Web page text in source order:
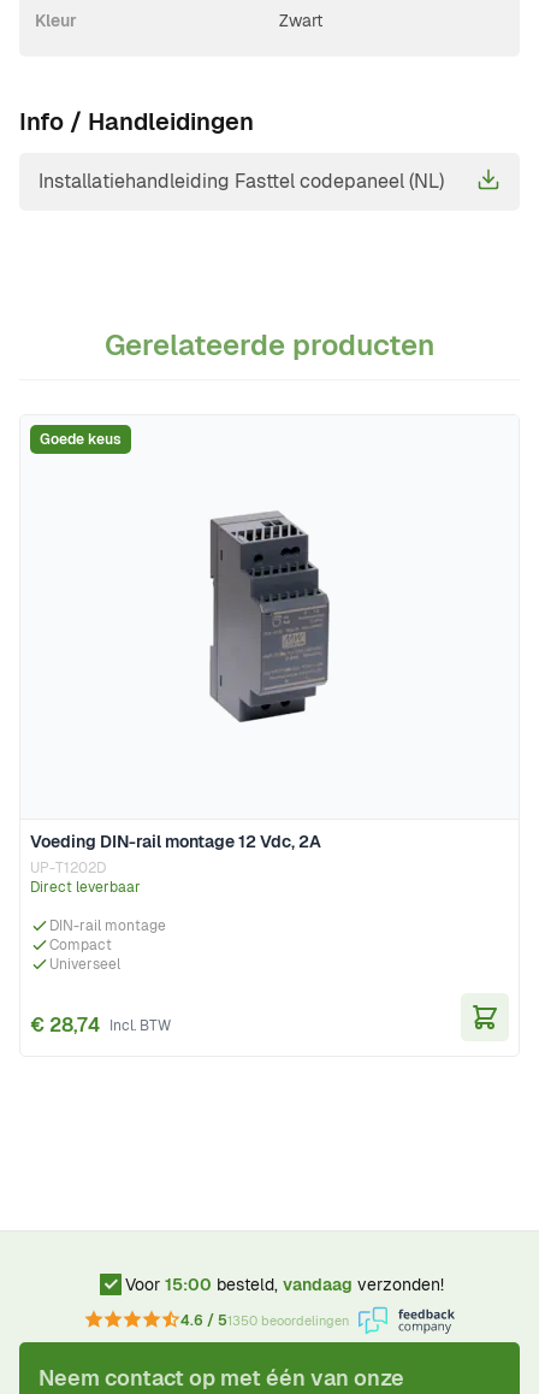
Kleur Zwart
Info / Handleidingen
Installatiehandleiding Fasttel codepaneel (NL)
Gerelateerde producten
Navigeren door de elementen van de carrousel is
Druk om carrousel over te slaan
Voeding DIN-rail montage 12 Vdc, 2A
UP-T1202D
Direct leverbaar
DIN-rail montage
Compact
Universeel
€ 28,74
Goede keus
Voor 15:00 besteld, vandaag verzonden!
4.6 / 51350 beoordelingen
Neem contact op met één van onze